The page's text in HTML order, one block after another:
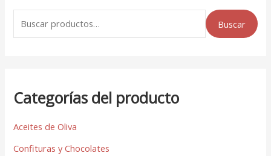
Buscar
Categorías del producto
Aceites de Oliva
Confituras y Chocolates